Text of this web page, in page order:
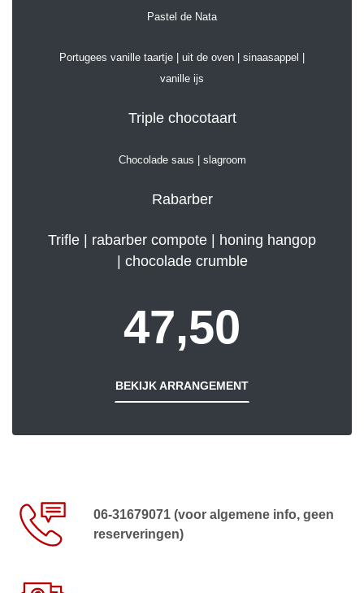
Pastel de Nata
Portugees vanille taartje | uit de oven | sinaasappel |
vanille ijs
Triple chocotaart
Chocolade saus | slagroom
Rabarber
Trifle | rabarber compote | honing hangop
| chocolade crumble
47,50
BEKIJK ARRANGEMENT
06-31679071 (voor algemene info, geen
reserveringen)